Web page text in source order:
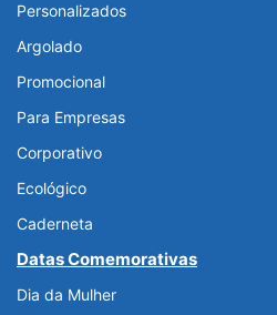
Personalizados
Argolado
Promocional
Para Empresas
Corporativo
Ecológico
Caderneta
Datas Comemorativas
Dia da Mulher